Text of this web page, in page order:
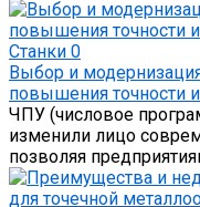
Станки 0
Выбор и
повышения точности
ЧПУ (числовое
изменили лицо
позволяя